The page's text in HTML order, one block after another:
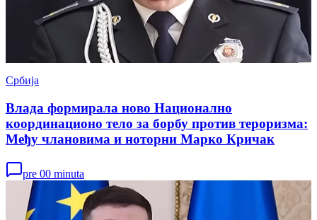
Србија
Влада формирала ново Национално
координационо тело за борбу против тероризма:
Међу члановима и ноторни Марко Кричак
pre 00 minuta